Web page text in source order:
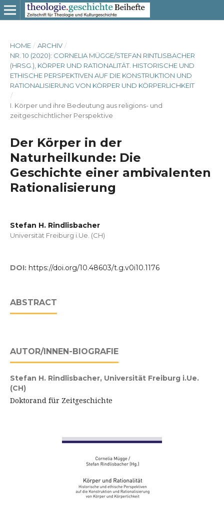
HOME / ARCHIV /
NR. 10 (2020): CORNELIA MÜGGE/STEFAN RINTLISBACHER
(HRSG.), KÖRPER UND RATIONALITÄT. HISTORISCHE UND
ETHISCHE PERSPEKTIVEN AUF DIE KONSTRUKTION UND
RATIONALISIERUNG VON KÖRPER UND KÖRPERLICHKEIT
/
I. Körper und ihre Bedeutung aus religions- und
zeitgeschichtlicher Perspektive
Der Körper in der
Naturheilkunde: Die
Geschichte einer ambivalenten
Rationalisierung
Stefan H. Rindlisbacher
Universität Freiburg i.Ue. (CH)
DOI: https://doi.org/10.48603/t.g.v0i10.1176
ABSTRACT
AUTOR/INNEN-BIOGRAFIE
Stefan H. Rindlisbacher, Universität Freiburg i.Ue.
(CH)
Doktorand für Zeitgeschichte